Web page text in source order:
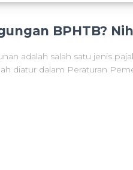
BPHTB?
adalah salah satu jenis
diatur dalam Peraturan